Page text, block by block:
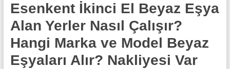
kombi
Esenkent İkinci El Beyaz Eşya
Alan Yerler Nasıl Çalışır?
Hangi Marka ve Model Beyaz
Eşyaları Alır? Nakliyesi Var